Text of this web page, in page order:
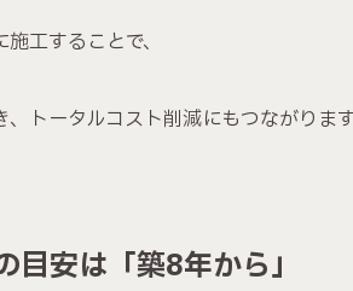
工することで、
トータルコスト削減にもつながりま
目安は「築8年から」